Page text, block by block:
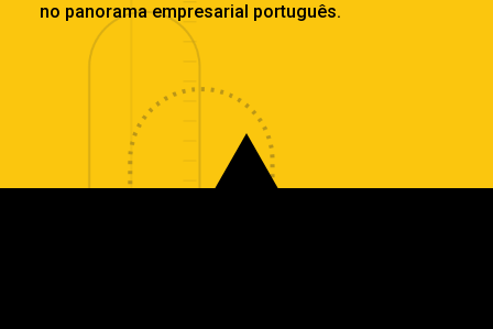
no panorama empresarial português.